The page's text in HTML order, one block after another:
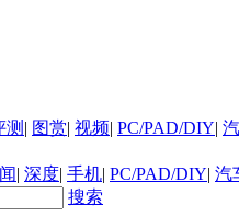
测 | 图赏| 视频| PC/PAD/DIY|
| 深度| 手机| PC/PAD/DIY| 汽
搜索